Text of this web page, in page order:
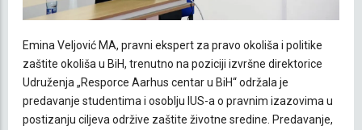
Emina Veljović MA, pravni ekspert za pravo okoliša i politike
zaštite okoliša u BiH, trenutno na poziciji izvršne direktorice
Udruženja „Resporce Aarhus centar u BiH“ održala je
predavanje studentima i osoblju IUS-a o pravnim izazovima u
postizanju ciljeva održive zaštite životne sredine. Predavanje,